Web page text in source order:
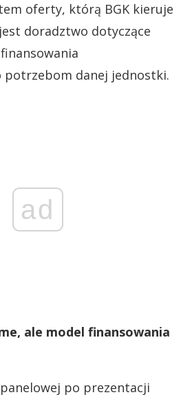
oferty, którą BGK kieruje
doradztwo dotyczące
potrzebom danej jednostki.
ad
ale model finansowania
po prezentacji